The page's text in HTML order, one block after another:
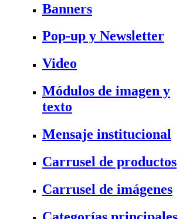
Banners
Pop-up y Newsletter
Video
Módulos de imagen y
texto
Mensaje institucional
Carrusel de productos
Carrusel de imágenes